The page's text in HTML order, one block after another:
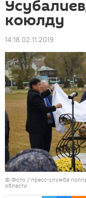
коюлду
14:18 02.11.2019
© Фото / пресс-служба
области